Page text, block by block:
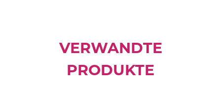
VERWANDTE
PRODUKTE